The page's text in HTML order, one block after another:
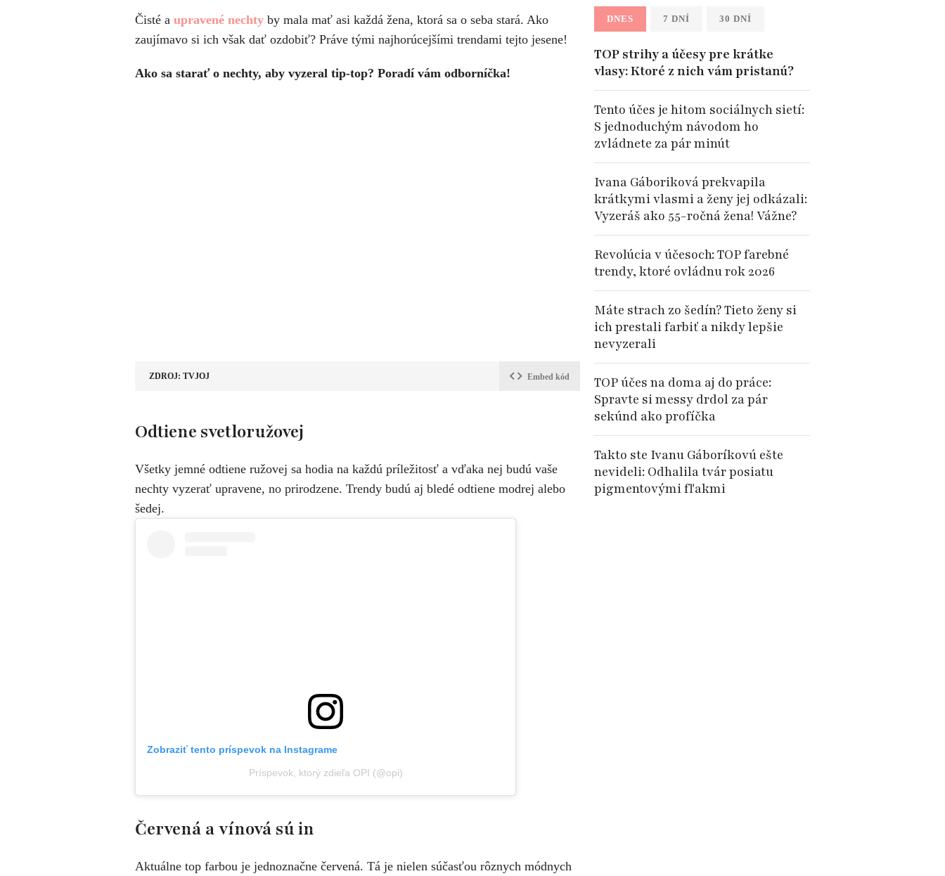
Čisté a upravené nechty by mala mať asi každá žena, ktorá sa o seba stará. Ako
zaujímavo si ich však dať ozdobiť? Práve tými najhorúcejšími trendami tejto jesene!
Ako sa starať o nechty, aby vyzeral tip-top? Poradí vám odborníčka!
ZDROJ: TVJOJ Embed kód
​Odtiene svetloružovej
Všetky jemné odtiene ružovej sa hodia na každú príležitosť a vďaka nej budú vaše
nechty vyzerať upravene, no prirodzene. Trendy budú aj bledé odtiene modrej alebo
šedej.
Zobraziť tento príspevok na Instagrame
Príspevok, ktorý zdieľa OPI (@opi)
Červená a vínová sú in
Aktuálne top farbou je jednoznačne červená. Tá je nielen súčasťou rôznych módnych
DNES 7 DNÍ 30 DNÍ
TOP strihy a účesy pre krátke
vlasy: Ktoré z nich vám pristanú?
Tento účes je hitom sociálnych sietí:
S jednoduchým návodom ho
zvládnete za pár minút
Ivana Gáboriková prekvapila
krátkymi vlasmi a ženy jej odkázali:
Vyzeráš ako 55-ročná žena! Vážne?
Revolúcia v účesoch: TOP farebné
trendy, ktoré ovládnu rok 2026
Máte strach zo šedín? Tieto ženy si
ich prestali farbiť a nikdy lepšie
nevyzerali
TOP účes na doma aj do práce:
Spravte si messy drdol za pár
sekúnd ako profíčka
Takto ste Ivanu Gáboríkovú ešte
nevideli: Odhalila tvár posiatu
pigmentovými fľakmi